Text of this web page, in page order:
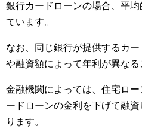
銀行カードローンの場合、平
ています。
なお、同じ銀行が提供するカ
や融資額によって年利が異なる
金融機関によっては、住宅ロ
ードローンの金利を下げて融
ります。